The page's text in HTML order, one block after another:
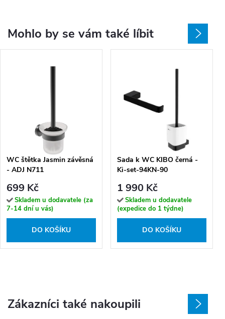
Mohlo by se vám také líbit
WC štětka Jasmin závěsná
- ADJ N711
699 Kč
Skladem u dodavatele (za
7-14 dní u vás)
DO KOŠÍKU
Sada k WC KIBO černá -
Ki-set-94KN-90
1 990 Kč
Skladem u dodavatele
(expedice do 1 týdne)
DO KOŠÍKU
Zákazníci také nakoupili